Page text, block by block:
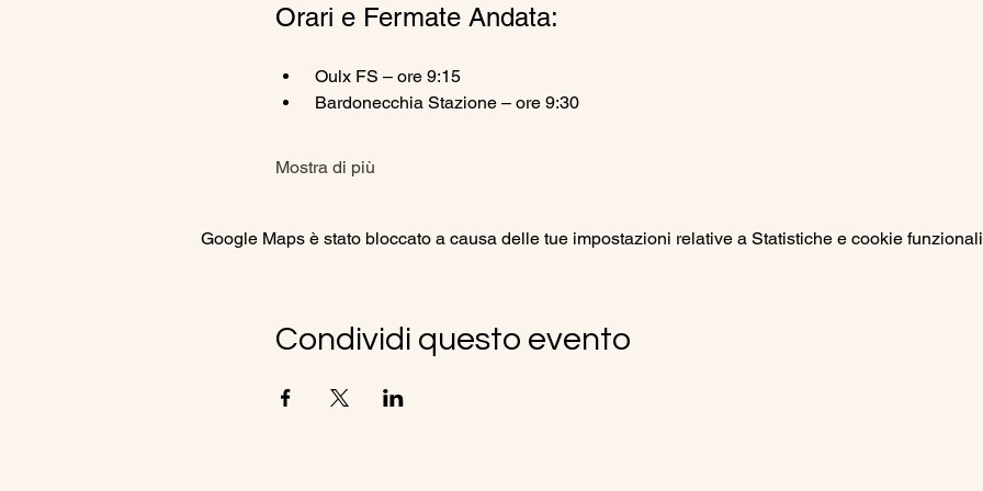
Orari e Fermate Andata:
Oulx FS – ore 9:15
Bardonecchia Stazione – ore 9:30
Mostra di più
Google Maps è stato bloccato a causa delle tue impostazioni relative a Statistiche e cookie
Condividi questo evento